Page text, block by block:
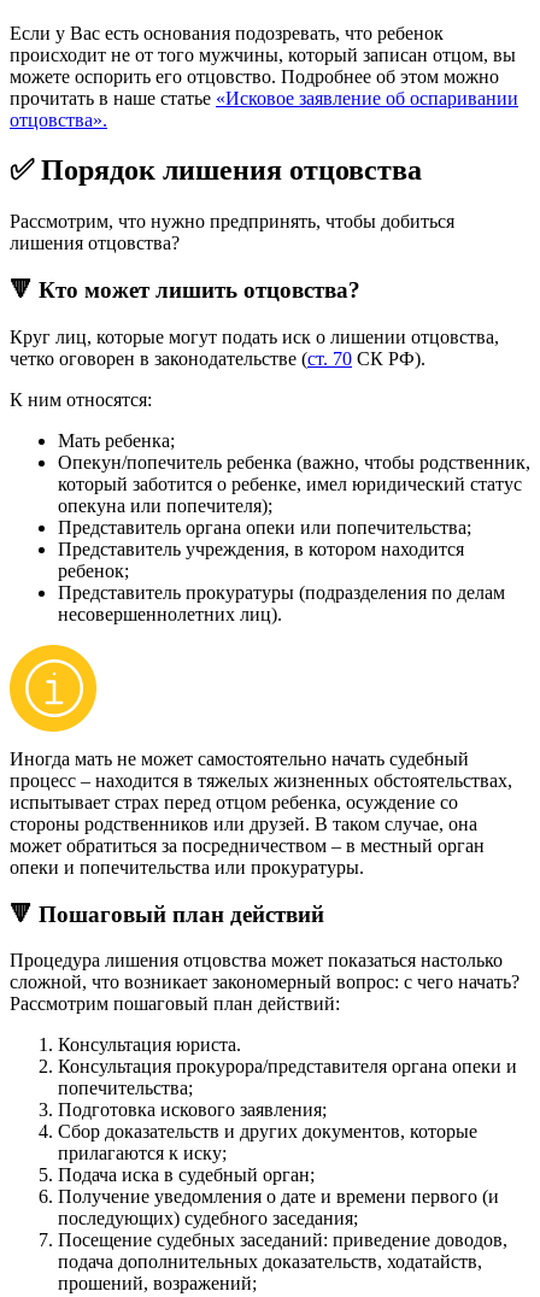
Если у Вас есть основания подозревать, что ребенок
происходит не от того мужчины, который записан отцом, вы
можете оспорить его отцовство. Подробнее об этом можно
прочитать в наше статье «Исковое заявление об оспаривании
отцовства».
✅ Порядок лишения отцовства
Рассмотрим, что нужно предпринять, чтобы добиться
лишения отцовства?
🔻 Кто может лишить отцовства?
Круг лиц, которые могут подать иск о лишении отцовства,
четко оговорен в законодательстве (ст. 70 СК РФ).
К ним относятся:
Мать ребенка;
Опекун/попечитель ребенка (важно, чтобы родственник,
который заботится о ребенке, имел юридический статус
опекуна или попечителя);
Представитель органа опеки или попечительства;
Представитель учреждения, в котором находится
ребенок;
Представитель прокуратуры (подразделения по делам
несовершеннолетних лиц).
Иногда мать не может самостоятельно начать судебный
процесс – находится в тяжелых жизненных обстоятельствах,
испытывает страх перед отцом ребенка, осуждение со
стороны родственников или друзей. В таком случае, она
может обратиться за посредничеством – в местный орган
опеки и попечительства или прокуратуры.
🔻 Пошаговый план действий
Процедура лишения отцовства может показаться настолько
сложной, что возникает закономерный вопрос: с чего начать?
Рассмотрим пошаговый план действий:
Консультация юриста.
Консультация прокурора/представителя органа опеки и
попечительства;
Подготовка искового заявления;
Сбор доказательств и других документов, которые
прилагаются к иску;
Подача иска в судебный орган;
Получение уведомления о дате и времени первого (и
последующих) судебного заседания;
Посещение судебных заседаний: приведение доводов,
подача дополнительных доказательств, ходатайств,
прошений, возражений;